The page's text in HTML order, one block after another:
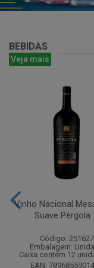
BEBIDAS
Veja mais
Vinho Nacional
Suave Pérgola
Código: 251627
Embalagem:
Caixa contém 12
EAN: